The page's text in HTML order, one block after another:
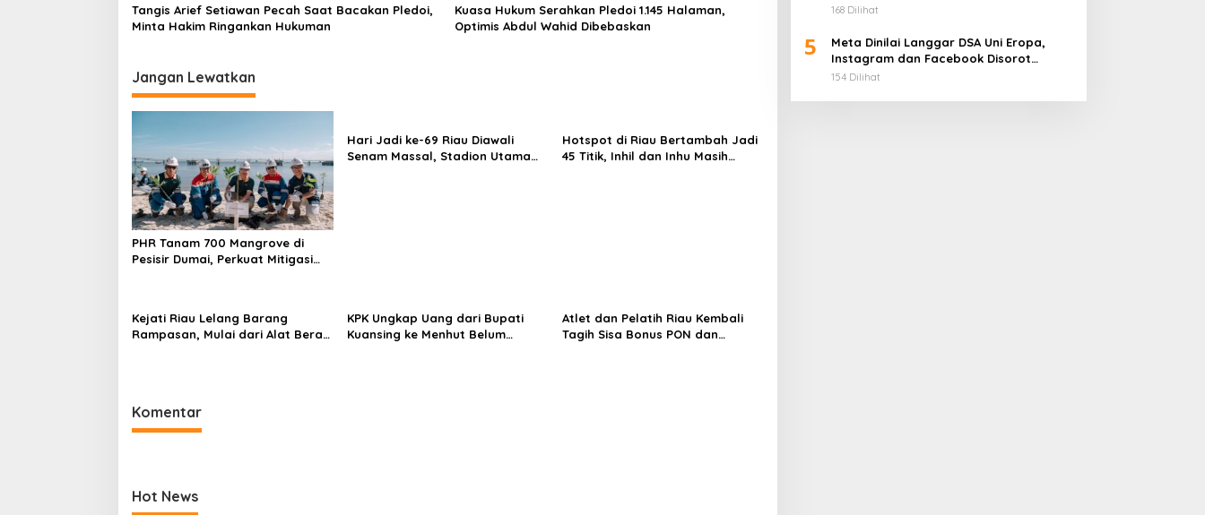
Tangis Arief Setiawan Pecah Saat Bacakan Pledoi,
Minta Hakim Ringankan Hukuman
Kuasa Hukum Serahkan Pledoi 1.145 Halaman,
Optimis Abdul Wahid Dibebaskan
Jangan Lewatkan
PHR Tanam 700 Mangrove di
Pesisir Dumai, Perkuat Mitigasi
Hari Jadi ke-69 Riau Diawali
Senam Massal, Stadion Utama
Hotspot di Riau Bertambah Jadi
45 Titik, Inhil dan Inhu Masih
Kejati Riau Lelang Barang
Rampasan, Mulai dari Alat Berat
KPK Ungkap Uang dari Bupati
Kuansing ke Menhut Belum
Atlet dan Pelatih Riau Kembali
Tagih Sisa Bonus PON dan
Komentar
Hot News
168 Dilihat
5
Meta Dinilai Langgar DSA Uni Eropa,
Instagram dan Facebook Disorot
karena Desain Adiktif
154 Dilihat